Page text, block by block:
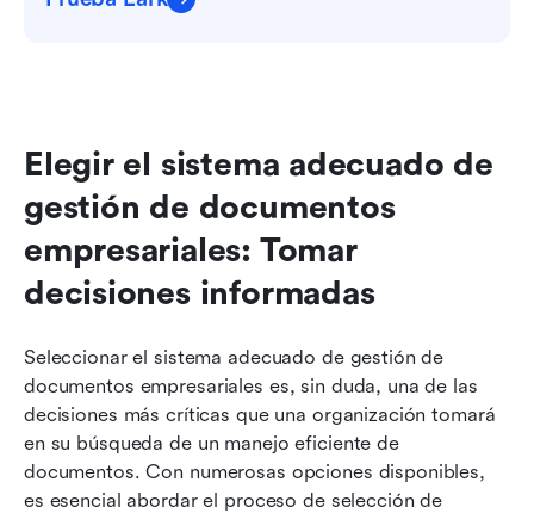
Elegir el sistema adecuado de
gestión de documentos
empresariales: Tomar
decisiones informadas
Seleccionar el sistema adecuado de gestión de
documentos empresariales es, sin duda, una de las
decisiones más críticas que una organización tomará
en su búsqueda de un manejo eficiente de
documentos. Con numerosas opciones disponibles,
es esencial abordar el proceso de selección de